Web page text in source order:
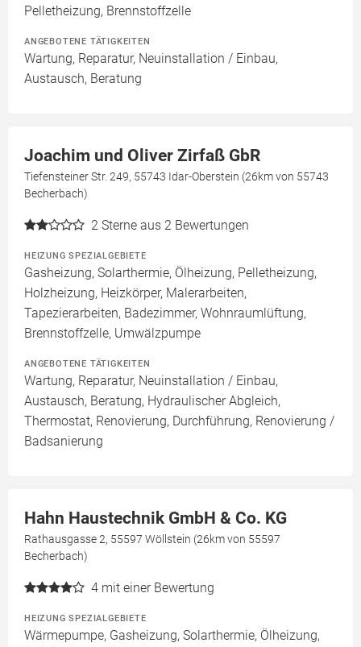
Pelletheizung, Brennstoffzelle
ANGEBOTENE TÄTIGKEITEN
Wartung, Reparatur, Neuinstallation / Einbau,
Austausch, Beratung
Joachim und Oliver Zirfaß GbR
Tiefensteiner Str. 249, 55743 Idar-Oberstein (26km von 55743
Becherbach)
2 Sterne aus 2 Bewertungen
HEIZUNG SPEZIALGEBIETE
Gasheizung, Solarthermie, Ölheizung, Pelletheizung,
Holzheizung, Heizkörper, Malerarbeiten,
Tapezierarbeiten, Badezimmer, Wohnraumlüftung,
Brennstoffzelle, Umwälzpumpe
ANGEBOTENE TÄTIGKEITEN
Wartung, Reparatur, Neuinstallation / Einbau,
Austausch, Beratung, Hydraulischer Abgleich,
Thermostat, Renovierung, Durchführung, Renovierung /
Badsanierung
Hahn Haustechnik GmbH & Co. KG
Rathausgasse 2, 55597 Wöllstein (26km von 55597
Becherbach)
4 mit einer Bewertung
HEIZUNG SPEZIALGEBIETE
Wärmepumpe, Gasheizung, Solarthermie, Ölheizung,